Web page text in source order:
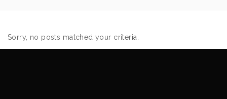
Sorry, no posts matched your criteria.